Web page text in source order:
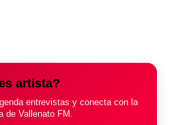
artista?
entrevistas y conecta con la
de Vallenato FM.